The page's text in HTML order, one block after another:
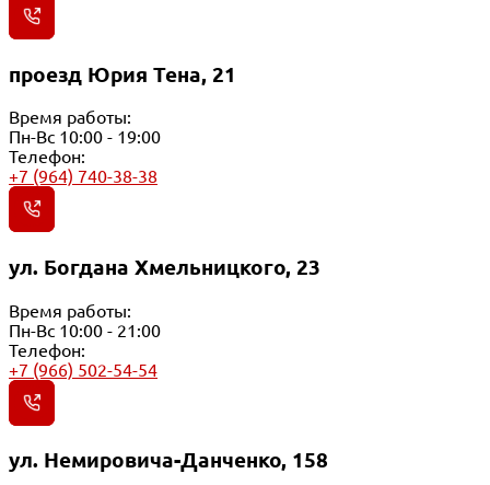
проезд Юрия Тена, 21
Время работы:
Пн-Вс 10:00 - 19:00
Телефон:
+7 (964) 740-38-38
ул. Богдана Хмельницкого, 23
Время работы:
Пн-Вс 10:00 - 21:00
Телефон:
+7 (966) 502-54-54
ул. Немировича-Данченко, 158